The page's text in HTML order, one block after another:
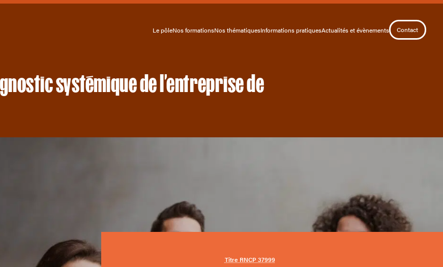
Le pôleNos formationsNos thématiquesInformations pratiquesActualités et évènements Contact
systémique de l’entreprise de
Titre RNCP 37999